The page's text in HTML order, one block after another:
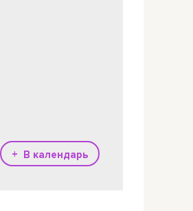
+ В календарь